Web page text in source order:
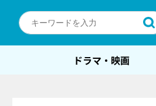
ドラマ・映画